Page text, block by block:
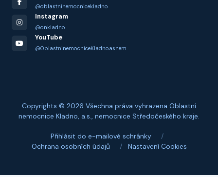
@oblastninemocnicekladno
Instagram
@onkladno
YouTube
@OblastninemocniceKladnoasnem
Copyrights © 2026 Všechna práva vyhrazena Oblastní
nemocnice Kladno, a.s., nemocnice Středočeského kraje.
Přihlásit do e-mailové schránky
/
Ochrana osobních údajů
/ Nastavení Cookies